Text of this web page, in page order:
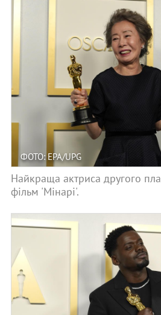
ФОТО: EPA/UPG
Найкраща актриса другого
фільм 'Мінарі'.